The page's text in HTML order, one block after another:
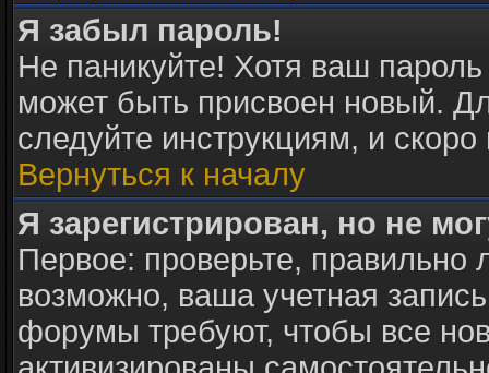
Я забыл пароль!
Не паникуйте! Хотя ваш
может быть присвоен новый.
следуйте инструкциям, и
Вернуться к началу
Я зарегистрирован, но не
Первое: проверьте,
возможно, ваша учетная
форумы требуют, чтобы все